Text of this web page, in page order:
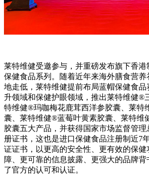
莱特维健受邀参与，并重磅发布旗下香
保健食品系列。随着近年来海外膳食营
地走低，莱特维健提前布局蓝帽保健食
升领域和保健护眼领域，推出莱特维健®
特维健®玛咖梅花鹿茸西洋参胶囊、莱特
囊、莱特维健®蓝莓叶黄素胶囊、莱特维
胶囊五大产品，并获得国家市场监督管
册证书，这也是进口保健食品注册制近7
证证书，以更高的安全性、更有效的保
障、更可靠的信息披露、更强大的品牌
了官方的认可和认证。